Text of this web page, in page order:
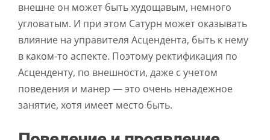
внешне он может быть худощавым, немного
угловатым. И при этом Сатурн может оказывать
влияние на управителя Асцендента, быть к нему
в каком-то аспекте. Поэтому ректификация по
Асценденту, по внешности, даже с учетом
поведения и манер — это очень ненадежное
занятие, хотя имеет место быть.